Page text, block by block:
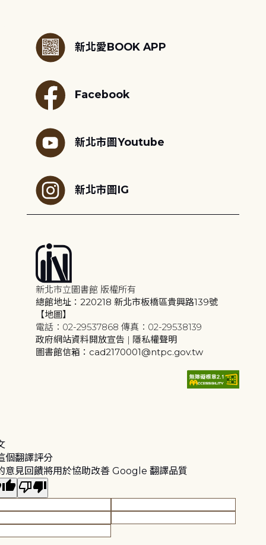
新北愛BOOK APP
Facebook
新北市圖Youtube
新北市圖IG
新北市立圖書館 版權所有
總館地址：220218 新北市板橋區貴興路139號
【地圖】
電話：02-29537868 傳真：02-29538139
政府網站資料開放宣告 | 隱私權聲明
圖書館信箱：cad2170001@ntpc.gov.tw
個翻譯評分
意見回饋將用於協助改善 Google 翻譯品質